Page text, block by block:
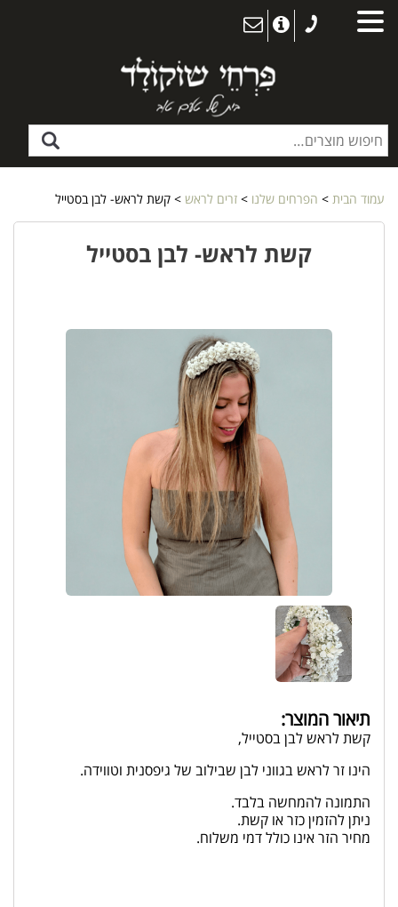
עמוד הבית > הפרחים שלנו > זרים לראש > קשת לראש- לבן בסטייל
קשת לראש- לבן בסטייל
תיאור המוצר:
קשת לראש לבן בסטייל,
הינו זר לראש בגווני לבן שבילוב של גיפסנית וטווידה.
התמונה להמחשה בלבד.
ניתן להזמין כזר או קשת.
מחיר הזר אינו כולל דמי משלוח.